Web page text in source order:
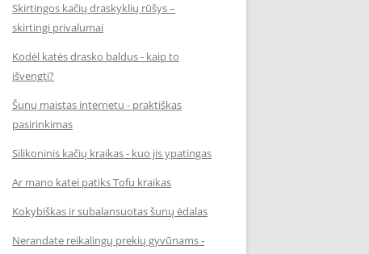
Skirtingos kačių draskyklių rūšys –
skirtingi privalumai
Kodėl katės drasko baldus - kaip to
išvengti?
Šunų maistas internetu - praktiškas
pasirinkimas
Silikoninis kačių kraikas - kuo jis ypatingas
Ar mano katei patiks Tofu kraikas
Kokybiškas ir subalansuotas šunų ėdalas
Nerandate reikalingų prekių gyvūnams -